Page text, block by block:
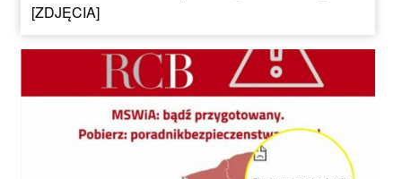
[ZDJĘCIA]